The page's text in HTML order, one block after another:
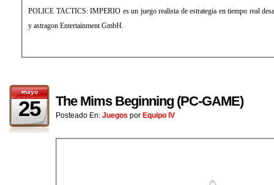
POLICE TACTICS: IMPERIO es un juego realista de estrategia en tiempo real
y astragon Entertainment GmbH.
mayo
25 The Mims Beginning (PC-GAME)
Posteado En: Juegos por Equipo IV